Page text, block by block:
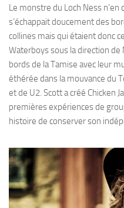
Le monstre du Loch Ness
s’échappait doucement des
collines mais qui étaient donc
Waterboys sous la direction
bords de la Tamise avec leur
éthérée dans la mouvance du
et de U2. Scott a créé Chicken
premières expériences de
histoire de conserver son